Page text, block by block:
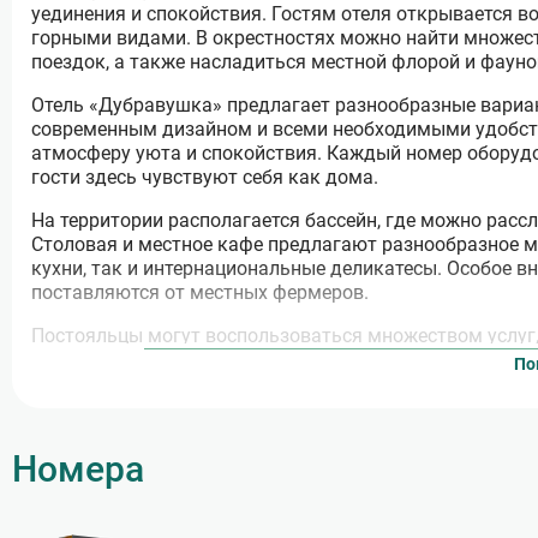
уединения и спокойствия. Гостям отеля открывается
горными видами. В окрестностях можно найти
поездок, а также насладиться местной флорой и
Отель «Дубравушка» предлагает разнообразные
современным дизайном и всеми необходимыми
атмосферу уюта и спокойствия. Каждый номер
гости здесь чувствуют себя как дома.
На территории располагается бассейн, где можно
Столовая и местное кафе предлагают
кухни, так и интернациональные деликатесы. Особое
поставляются от местных фермеров.
Постояльцы могут воспользоваться множеством
аренду спортивного инвентаря. Важным аспектом
уникальная возможность насладиться спокойствием
прелестей курортной жизни Геленджика. Здесь
Отель «Дубравушка» в селе Криница, г. о.
питания, создавая атмосферу гастрономического
Отель «Дубравушка», расположенный в живописном
комфортные номера и отличное питание, но и
Номера